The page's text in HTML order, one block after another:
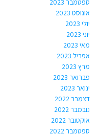
אוגוסט 2023
יולי 2023
יוני 2023
מאי 2023
אפריל 2023
מרץ 2023
פברואר 2023
ינואר 2023
דצמבר 2022
נובמבר 2022
אוקטובר 2022
ספטמבר 2022